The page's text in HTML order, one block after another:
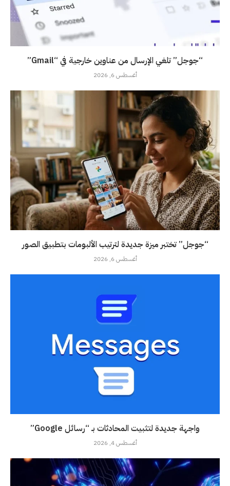
“جوجل” تلغي الإرسال من عناوين خارجية في “Gmail”
أغسطس 6, 2026
“جوجل” تختبر ميزة جديدة لترتيب الألبومات بتطبيق الصور
أغسطس 6, 2026
واجهة جديدة لتثبيت المحادثات بـ “رسائل Google”
أغسطس 4, 2026